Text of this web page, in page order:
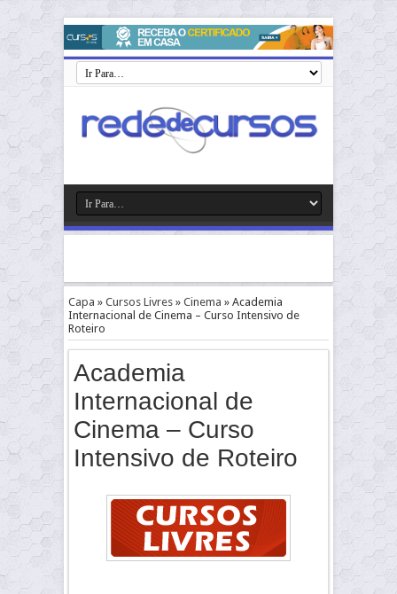
Capa » Cursos Livres » Cinema » Academia
Internacional de Cinema – Curso Intensivo de
Roteiro
Academia
Internacional de
Cinema – Curso
Intensivo de Roteiro